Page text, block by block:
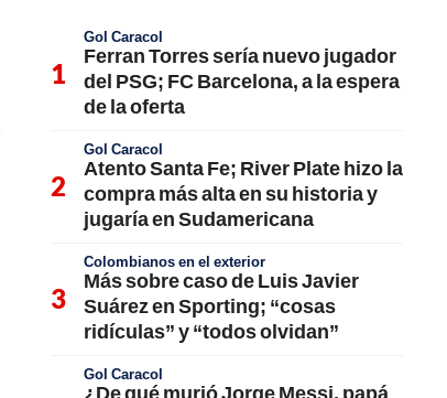
Gol Caracol
Ferran Torres sería nuevo jugador
del PSG; FC Barcelona, a la espera
de la oferta
Gol Caracol
Atento Santa Fe; River Plate hizo la
compra más alta en su historia y
jugaría en Sudamericana
Colombianos en el exterior
Más sobre caso de Luis Javier
Suárez en Sporting; “cosas
ridículas” y “todos olvidan”
Gol Caracol
¿De qué murió Jorge Messi, papá